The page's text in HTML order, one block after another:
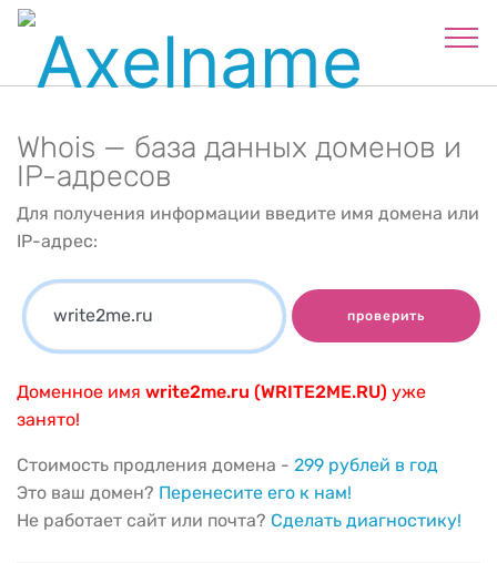
Whois — база данных доменов и
IP-адресов
Для получения информации введите имя домена или
IP-адрес:
проверить
Доменное имя write2me.ru (WRITE2ME.RU) уже
занято!
Стоимость продления домена - 299 рублей в год
Это ваш домен? Перенесите его к нам!
Не работает сайт или почта? Сделать диагностику!